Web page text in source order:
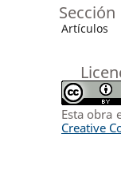
Sección
Artículos
Esta obra
Creative